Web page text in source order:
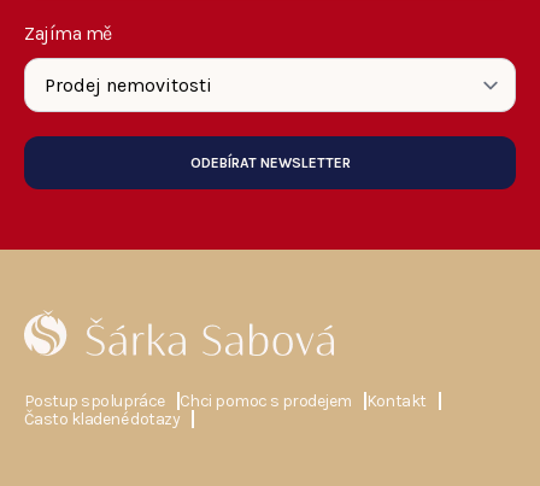
Postup spolupráce Chci pomoc s prodejem
Kontakt
Často kladené dotazy
Zajíma mě
ODEBÍRAT NEWSLETTER